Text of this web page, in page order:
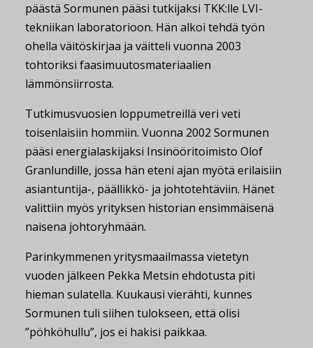
päästä Sormunen pääsi tutkijaksi TKK:lle LVI-
tekniikan laboratorioon. Hän alkoi tehdä työn
ohella väitöskirjaa ja väitteli vuonna 2003
tohtoriksi faasimuutosmateriaalien
lämmönsiirrosta.
Tutkimusvuosien loppumetreillä veri veti
toisenlaisiin hommiin. Vuonna 2002 Sormunen
pääsi energialaskijaksi Insinööritoimisto Olof
Granlundille, jossa hän eteni ajan myötä erilaisiin
asiantuntija-, päällikkö- ja johtotehtäviin. Hänet
valittiin myös yrityksen historian ensimmäisenä
naisena johtoryhmään.
Parinkymmenen yritysmaailmassa vietetyn
vuoden jälkeen Pekka Metsin ehdotusta piti
hieman sulatella. Kuukausi vierähti, kunnes
Sormunen tuli siihen tulokseen, että olisi
”pöhköhullu”, jos ei hakisi paikkaa.